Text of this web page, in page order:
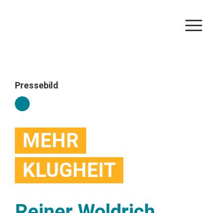
Pressebild
MEHR
KLUGHEIT